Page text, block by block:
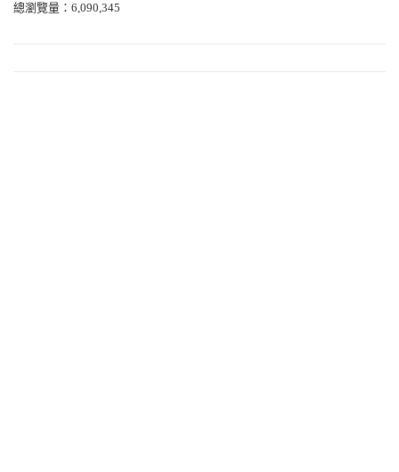
總瀏覽量：6,090,345